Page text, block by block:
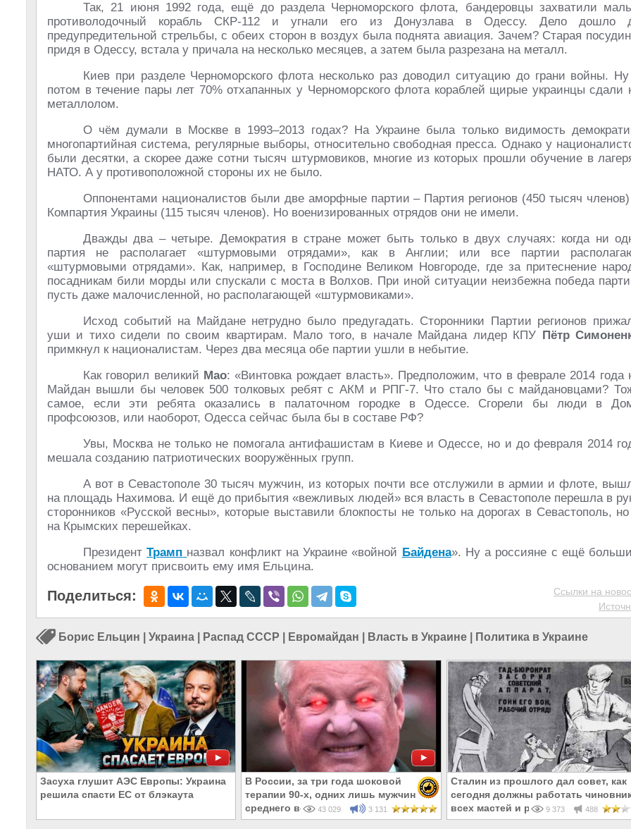
Так, 21 июня 1992 года, ещё до раздела Черноморского флота, бандеровцы захватили
противолодочный корабль СКР-112 и угнали его из Донузлава в Одессу. Дело дошло
предупредительной стрельбы, с обеих сторон в воздух была поднята авиация. Зачем? Старая
придя в Одессу, встала у причала на несколько месяцев, а затем была разрезана на металл.
Киев при разделе Черноморского флота несколько раз доводил ситуацию до грани войны.
потом в течение пары лет 70% отхапанных у Черноморского флота кораблей щирые украинцы сдали
металлолом.
О чём думали в Москве в 1993–2013 годах? На Украине была только видимость
многопартийная система, регулярные выборы, относительно свободная пресса. Однако у
были десятки, а скорее даже сотни тысяч штурмовиков, многие из которых прошли обучение в
НАТО. А у противоположной стороны их не было.
Оппонентами националистов были две аморфные партии – Партия регионов (450 тысяч
Компартия Украины (115 тысяч членов). Но военизированных отрядов они не имели.
Дважды два – четыре. Демократия в стране может быть только в двух случаях: когда ни
партия не располагает «штурмовыми отрядами», как в Англии; или все партии
«штурмовыми отрядами». Как, например, в Господине Великом Новгороде, где за притеснение
посадникам били морды или спускали с моста в Волхов. При иной ситуации неизбежна победа
пусть даже малочисленной, но располагающей «штурмовиками».
Исход событий на Майдане нетрудно было предугадать. Сторонники Партии регионов
уши и тихо сидели по своим квартирам. Мало того, в начале Майдана лидер КПУ Пётр
примкнул к националистам. Через два месяца обе партии ушли в небытие.
Как говорил великий Мао: «Винтовка рождает власть». Предположим, что в феврале 2014 года
Майдан вышли бы человек 500 толковых ребят с АКМ и РПГ-7. Что стало бы с майдановцами?
самое, если эти ребята оказались в палаточном городке в Одессе. Сгорели бы люди в
профсоюзов, или наоборот, Одесса сейчас была бы в составе РФ?
Увы, Москва не только не помогала антифашистам в Киеве и Одессе, но и до февраля 2014
мешала созданию патриотических вооружённых групп.
А вот в Севастополе 30 тысяч мужчин, из которых почти все отслужили в армии и флоте,
на площадь Нахимова. И ещё до прибытия «вежливых людей» вся власть в Севастополе перешла в
сторонников «Русской весны», которые выставили блокпосты не только на дорогах в Севастополь,
на Крымских перешейках.
ПрезидентТрамп назвал конфликт на Украине «войной Байдена». Ну а россияне с ещё
основанием могут присвоить ему имя Ельцина.
Поделиться:
Ссылки на
Борис Ельцин Украина Распад СССР Евромайдан Власть в Украине Политика в Украине
Засуха глушит АЭС Европы: Украина
решила спасти ЕС от блэкаута
В России, за три года шоковой
терапии 90-х, одних лишь мужчин
среднего возраста скончалось 12 млн
43 029 3 131
Сталин из прошлого дал совет, как
сегодня должны работать
всех мастей и рангов
9 373 488